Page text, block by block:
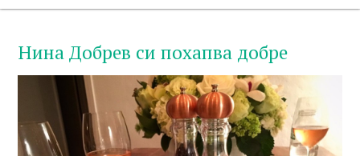
Нина Добрев си похапва добре